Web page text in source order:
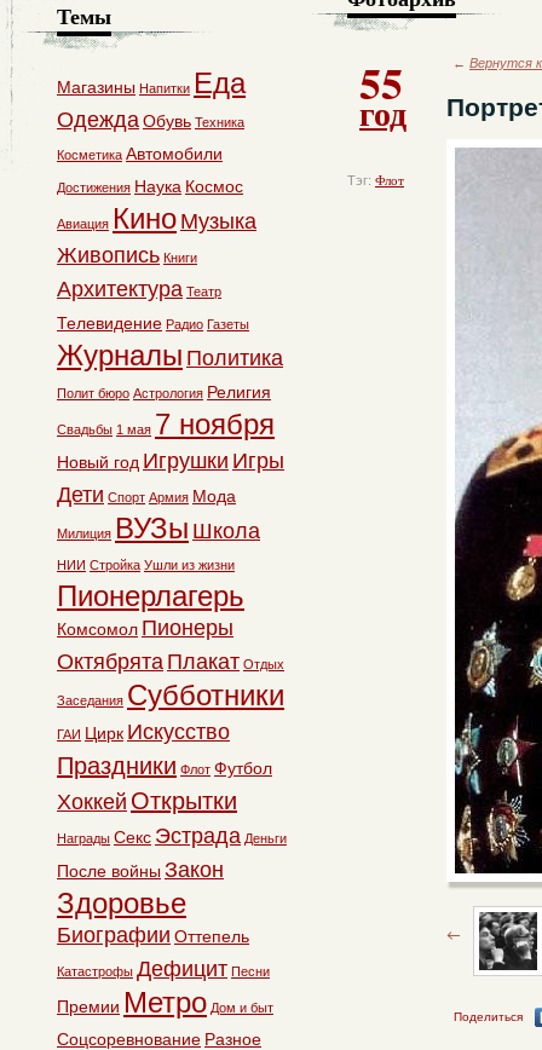
55
год
Тэг: Флот
← Вернутся
Поделиться
Темы
Магазины Напитки Еда
ОдеждаОбувь Техника
Косметика Автомобили
Достижения Наука Космос
Авиация Кино Музыка
Живопись Книги
Архитектура Театр
Телевидение Радио Газеты
Журналы Политика
Полит бюро Астрология Религия
Свадьбы 1 мая 7 ноября
Новый год Игрушки Игры
Дети Спорт Армия Мода
Милиция ВУЗы Школа
НИИ Стройка Ушли из жизни
Пионерлагерь
Комсомол Пионеры
Октябрята Плакат Отдых
Заседания Субботники
ГАИ Цирк Искусство
Праздники Флот Футбол
Хоккей Открытки
Награды Секс Эстрада Деньги
После войны Закон
Здоровье
Биографии Оттепель
Катастрофы Дефицит Песни
Премии Метро Дом и быт
Соцсоревнование Разное